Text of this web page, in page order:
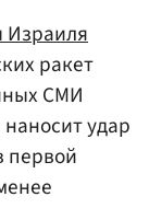
Израиля
ракет
СМИ
удар
первой